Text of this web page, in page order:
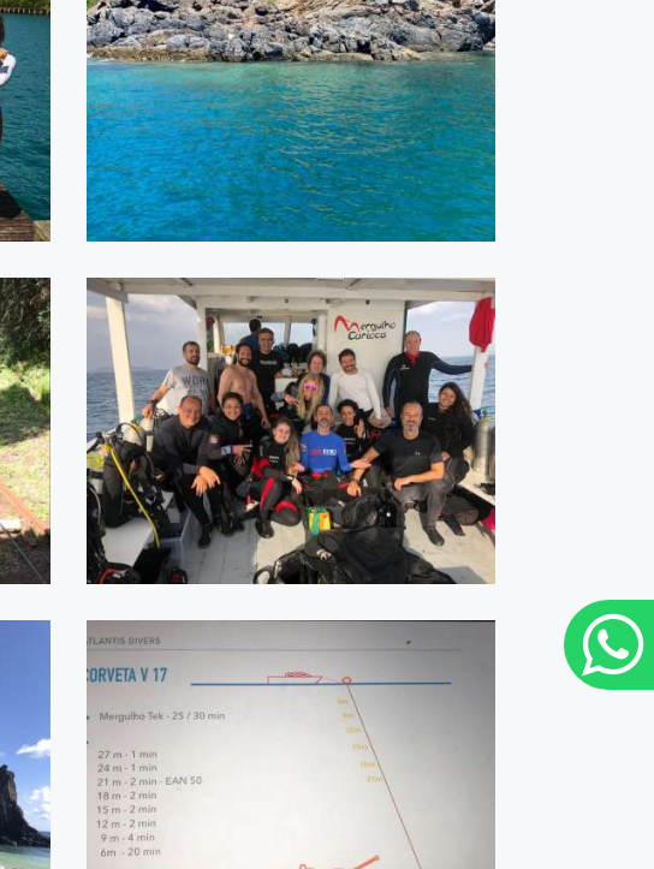
Cabo Frio - Dezembro 2020
ASSISTIR
Projeto Atlas - 1ª edição
ASSISTIR
F. de Noronha - Corveta V17
- Julho 2019